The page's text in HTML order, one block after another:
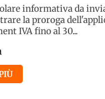
informativa da
la proroga
IVA fino al 30...